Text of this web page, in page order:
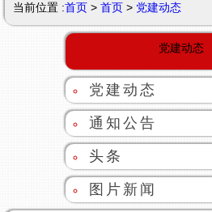
当前位置 :首页> 首页> 党建动态
党建动态
党建动态
通知公告
头条
图片新闻